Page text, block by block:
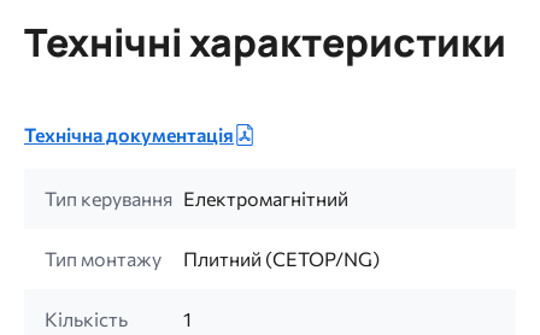
Технічні характеристики
Технічна документація
Тип керування Електромагнітний
Тип монтажу Плитний (CETOP/NG)
Кількість
1